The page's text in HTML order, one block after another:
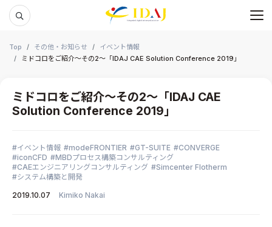
メ
Top その他・お知らせ
イベント情報
ミドコロをご紹介～その2～「IDAJ CAE Solution Conference 2019」
ミドコロをご紹介～その2～「IDAJ CAE
Solution Conference 2019」
イベント情報 modeFRONTIER GT-SUITE
CONVERGE
iconCFD
MBDプロセス構築コンサルティング
CAEエンジニアリングコンサルティング
Simcenter Flotherm
システム構築と開発
2019.10.07
Kimiko Nakai